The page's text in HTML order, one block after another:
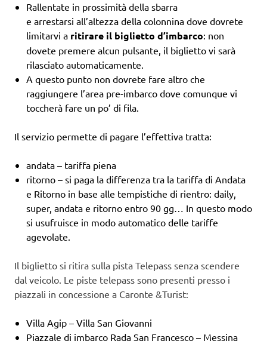
Rallentate in prossimità della sbarra
e arrestarsi all’altezza della colonnina dove dovrete
limitarvi a ritirare il biglietto d’imbarco: non
dovete premere alcun pulsante, il biglietto vi sarà
rilasciato automaticamente.
A questo punto non dovrete fare altro che
raggiungere l’area pre-imbarco dove comunque vi
toccherà fare un po’ di fila.
Il servizio permette di pagare l’effettiva tratta:
andata – tariffa piena
ritorno – si paga la differenza tra la tariffa di Andata
e Ritorno in base alle tempistiche di rientro: daily,
super, andata e ritorno entro 90 gg… In questo modo
si usufruisce in modo automatico delle tariffe
agevolate.
Il biglietto si ritira sulla pista Telepass senza scendere
dal veicolo. Le piste telepass sono presenti presso i
piazzali in concessione a Caronte &Turist:
Villa Agip – Villa San Giovanni
Piazzale di imbarco Rada San Francesco – Messina